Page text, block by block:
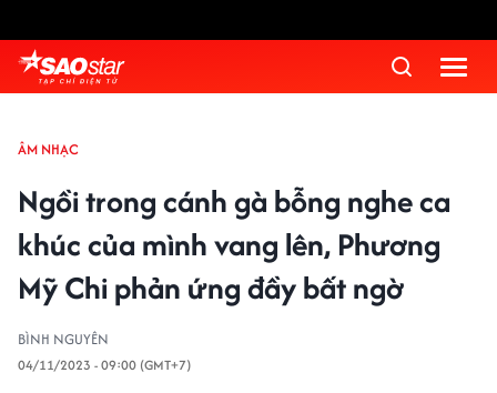
ÂM NHẠC
Ngồi trong cánh gà bỗng nghe ca
khúc của mình vang lên, Phương
Mỹ Chi phản ứng đầy bất ngờ
BÌNH NGUYÊN
04/11/2023 - 09:00 (GMT+7)